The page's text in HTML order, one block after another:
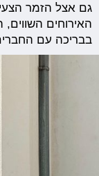
גם אצל הזמר
האירוחים
בבריכה עם